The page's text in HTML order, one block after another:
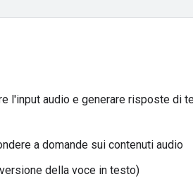
l'input audio e generare risposte di
a domande sui contenuti audio
della voce in testo)